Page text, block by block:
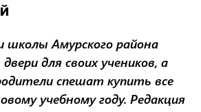
школы Амурского района
для своих учеников, а
спешат купить все
учебному году. Редакция